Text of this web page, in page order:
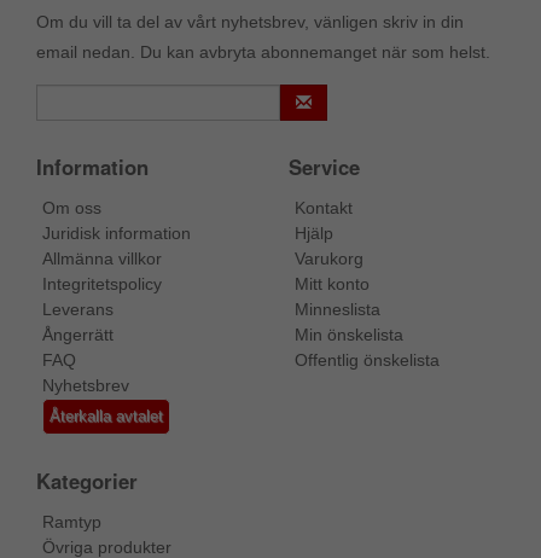
Om du vill ta del av vårt nyhetsbrev, vänligen skriv in din
email nedan. Du kan avbryta abonnemanget när som helst.
Information
Om oss
Juridisk information
Allmänna villkor
Integritetspolicy
Leverans
Ångerrätt
FAQ
Nyhetsbrev
Återkalla avtalet
Service
Kontakt
Hjälp
Varukorg
Mitt konto
Minneslista
Min önskelista
Offentlig önskelista
Kategorier
Ramtyp
Övriga produkter